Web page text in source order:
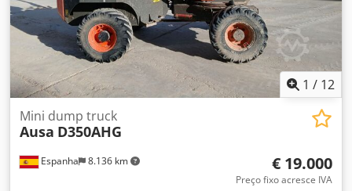
1 / 12
Espanha 8.136 km
Mini dump truck
Ausa D350AHG
€ 19.000
Preço fixo acresce IVA